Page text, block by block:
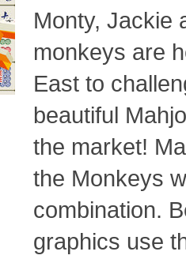
Monty, Jackie
monkeys are
East to
beautiful
the market!
the Monkeys
combination.
graphics use